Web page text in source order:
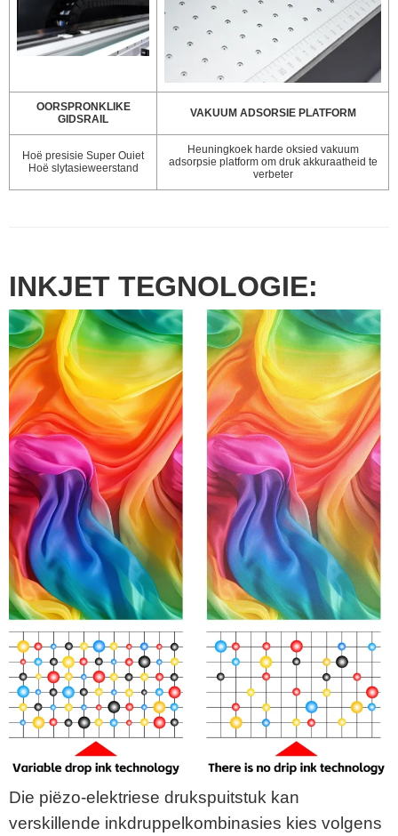
OORSPRONKLIKE
GIDSRAIL
VAKUUM ADSORSIE PLATFORM
Hoë presisie Super Ouiet
Hoë slytasieweerstand
Heuningkoek harde oksied vakuum
adsorpsie platform om druk akkuraatheid te
verbeter
INKJET TEGNOLOGIE:
Die piëzo-elektriese drukspuitstuk kan
verskillende inkdruppelkombinasies kies volgens